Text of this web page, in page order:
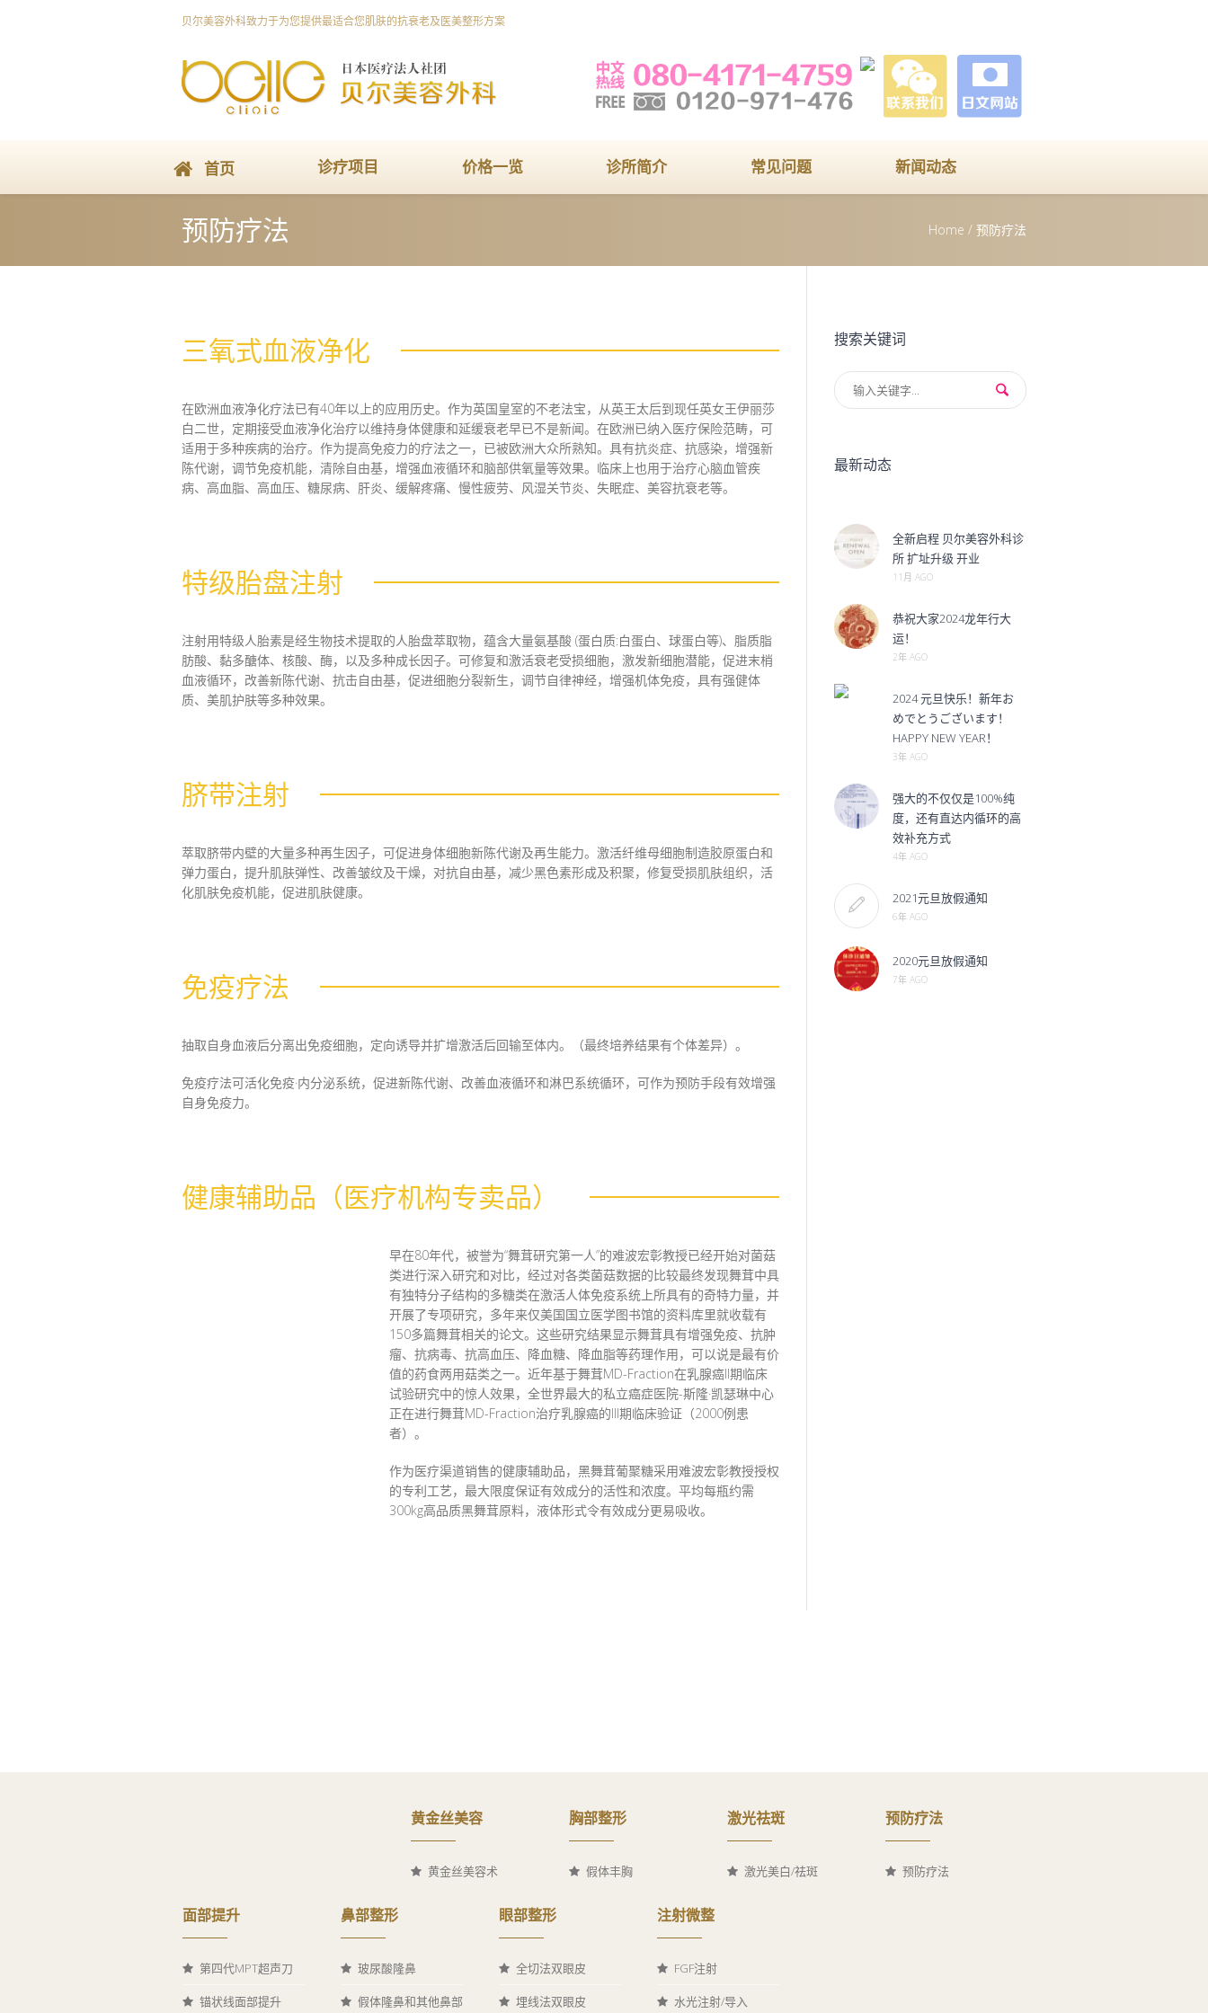
贝尔美容外科致力于为您提供最适合您肌肤的抗衰老及医美整形方案
首页 诊疗项目 价格一览 诊所简介 常见问题 新闻动态
预防疗法 Home / 预防疗法
三氧式血液净化
在欧洲血液净化疗法已有40年以上的应用历史。作为英国皇室的不老法宝，从英王太后到现任英女王伊丽莎
白二世，定期接受血液净化治疗以维持身体健康和延缓衰老早已不是新闻。在欧洲已纳入医疗保险范畴，可
适用于多种疾病的治疗。作为提高免疫力的疗法之一，已被欧洲大众所熟知。具有抗炎症、抗感染，增强新
陈代谢，调节免疫机能，清除自由基，增强血液循环和脑部供氧量等效果。临床上也用于治疗心脑血管疾
病、高血脂、高血压、糖尿病、肝炎、缓解疼痛、慢性疲劳、风湿关节炎、失眠症、美容抗衰老等。
特级胎盘注射
注射用特级人胎素是经生物技术提取的人胎盘萃取物，蕴含大量氨基酸 (蛋白质:白蛋白、球蛋白等)、脂质脂
肪酸、黏多醣体、核酸、酶，以及多种成长因子。可修复和激活衰老受损细胞，激发新细胞潜能，促进末梢
血液循环，改善新陈代谢、抗击自由基，促进细胞分裂新生，调节自律神经，增强机体免疫，具有强健体
质、美肌护肤等多种效果。
脐带注射
萃取脐带内壁的大量多种再生因子，可促进身体细胞新陈代谢及再生能力。激活纤维母细胞制造胶原蛋白和
弹力蛋白，提升肌肤弹性、改善皱纹及干燥，对抗自由基，减少黑色素形成及积聚，修复受损肌肤组织，活
化肌肤免疫机能，促进肌肤健康。
免疫疗法
抽取自身血液后分离出免疫细胞，定向诱导并扩增激活后回输至体内。（最终培养结果有个体差异）。
免疫疗法可活化免疫·内分泌系统，促进新陈代谢、改善血液循环和淋巴系统循环，可作为预防手段有效增强
自身免疫力。
健康辅助品（医疗机构专卖品）
早在80年代，被誉为“舞茸研究第一人”的难波宏彰教授已经开始对菌菇
类进行深入研究和对比，经过对各类菌菇数据的比较最终发现舞茸中具
有独特分子结构的多糖类在激活人体免疫系统上所具有的奇特力量，并
开展了专项研究，多年来仅美国国立医学图书馆的资料库里就收载有
150多篇舞茸相关的论文。这些研究结果显示舞茸具有增强免疫、抗肿
瘤、抗病毒、抗高血压、降血糖、降血脂等药理作用，可以说是最有价
值的药食两用菇类之一。近年基于舞茸MD-Fraction在乳腺癌II期临床
试验研究中的惊人效果，全世界最大的私立癌症医院-斯隆·凯瑟琳中心
正在进行舞茸MD-Fraction治疗乳腺癌的III期临床验证（2000例患
者）。
作为医疗渠道销售的健康辅助品，黑舞茸葡聚糖采用难波宏彰教授授权
的专利工艺，最大限度保证有效成分的活性和浓度。平均每瓶约需
300kg高品质黑舞茸原料，液体形式令有效成分更易吸收。
搜索关键词
最新动态
全新启程 贝尔美容外科诊
所 扩址升级 开业
11月 AGO
恭祝大家2024龙年行大
运！
2年 AGO
2024 元旦快乐！新年お
めでとうございます！
HAPPY NEW YEAR！
3年 AGO
强大的不仅仅是100%纯
度，还有直达内循环的高
效补充方式
4年 AGO
2021元旦放假通知
6年 AGO
2020元旦放假通知
7年 AGO
黄金丝美容
黄金丝美容术
胸部整形
假体丰胸
激光祛斑
激光美白/祛斑
预防疗法
预防疗法
面部提升
第四代MPT超声刀
锚状线面部提升
鼻部整形
玻尿酸隆鼻
假体隆鼻和其他鼻部
眼部整形
全切法双眼皮
埋线法双眼皮
注射微整
FGF注射
水光注射/导入